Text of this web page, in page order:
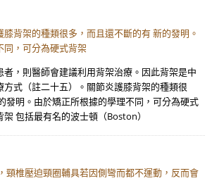
膝背架的種類很多，而且還不斷的有 新的發明。
同，可分為硬式背架
，則醫師會建議利用背架治療。因此背架是中
方式（註二十五）。關節炎護膝背架的種類很
發明。由於矯正所根據的學理不同，可分為硬式
包括最有名的波士頓（Boston）
頸椎壓迫頸圈輔具若因側彎而都不運動，反而會